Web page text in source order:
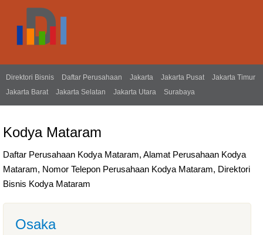
Direktori Bisnis Daftar Perusahaan Jakarta Jakarta Pusat
Jakarta Timur
Jakarta Barat
Jakarta Selatan Jakarta Utara Surabaya
Kodya Mataram
Daftar Perusahaan Kodya Mataram, Alamat Perusahaan Kodya
Mataram, Nomor Telepon Perusahaan Kodya Mataram, Direktori
Bisnis Kodya Mataram
Osaka